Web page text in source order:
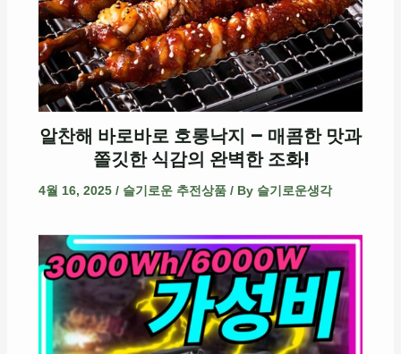
알찬해 바로바로 호롱낙지 – 매콤한 맛과
쫄깃한 식감의 완벽한 조화!
4월 16, 2025 / 슬기로운 추전상품/ By 슬기로운생각